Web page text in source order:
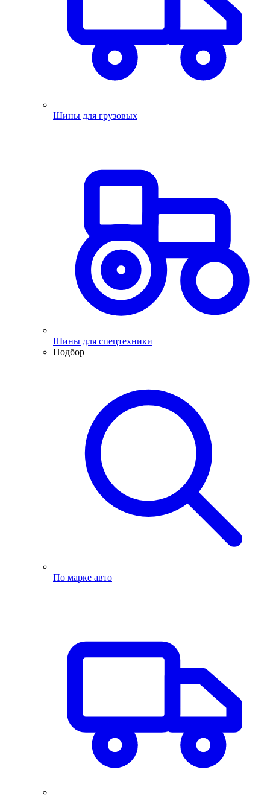
Шины для грузовых
Шины для спецтехники
Подбор
По марке авто